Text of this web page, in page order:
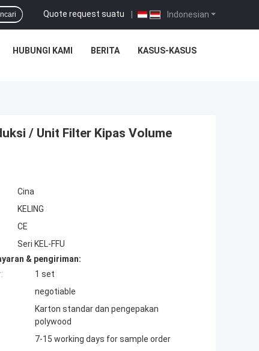
Indonesian
Quote request suatu |
HUBUNGI KAMI BERITA KASUS-KASUS
/ Unit Filter Kipas Volume
Cina
KELING
CE
Seri KEL-FFU
& pengiriman:
1 set
negotiable
Karton standar dan pengepakan
polywood
7-15 working days for sample order